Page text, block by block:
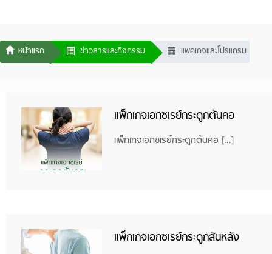
ข่าวสารและกิจกรรม แพคเกจและโปรแกรม
แพ็กเกจเอกซเรย์กระดูกต้นคอ
แพ็กเกจเอกซเรย์กระดูกต้นคอ […]
แพ็กเกจเอกซเรย์กระดูกสันหลัง